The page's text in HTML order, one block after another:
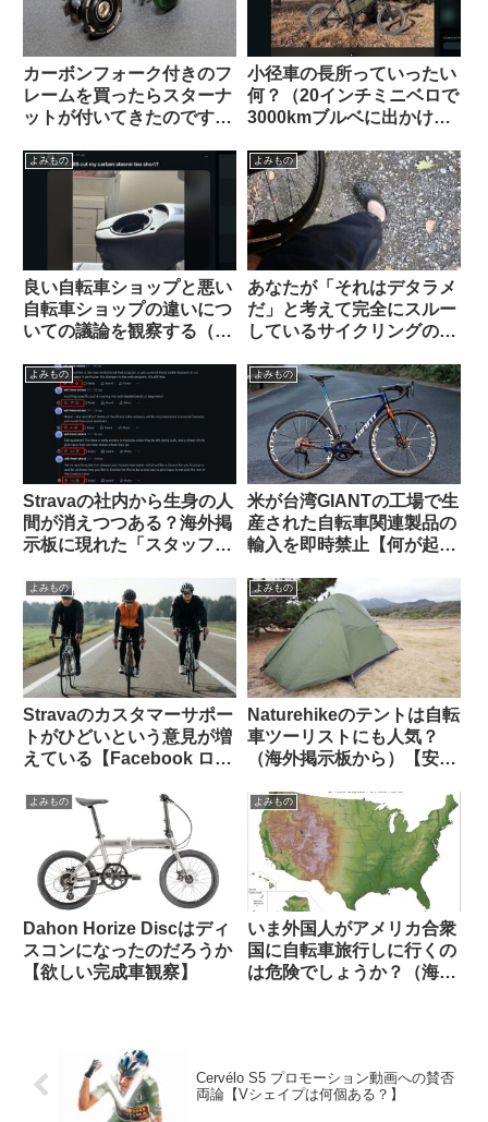
カーボンフォーク付きのフ
レームを買ったらスターナ
ットが付いてきたのですが
（海外掲示板から）
小径車の長所っていったい
何？（20インチミニベロで
3000kmブルベに出かけま
スレッドから）
よみもの
良い自転車ショップと悪い
自転車ショップの違いにつ
いての議論を観察する（海
よみもの
あなたが「それはデタラメ
だ」と考えて完全にスルー
しているサイクリングの
ですか（海外掲示板から）
よみもの
Stravaの社内から生身の人
間が消えつつある？海外掲
示板に現れた「スタッフ」
ッシングを受ける
よみもの
米が台湾GIANTの工場で生
産された自転車関連製品の
輸入を即時禁止【何が起こ
よみもの
Stravaのカスタマーサポー
トがひどいという意見が増
えている【Facebook ログ
よみもの
Naturehikeのテントは自転
車ツーリストにも人気？
（海外掲示板から）【安
泣かない価格】
よみもの
Dahon Horize Discはディ
スコンになったのだろうか
【欲しい完成車観察】
よみもの
いま外国人がアメリカ合衆
国に自転車旅行しに行くの
は危険でしょうか？（海外
Cervélo S5 プロモーション動画への賛否
両論【Vシェイプは何個ある？】